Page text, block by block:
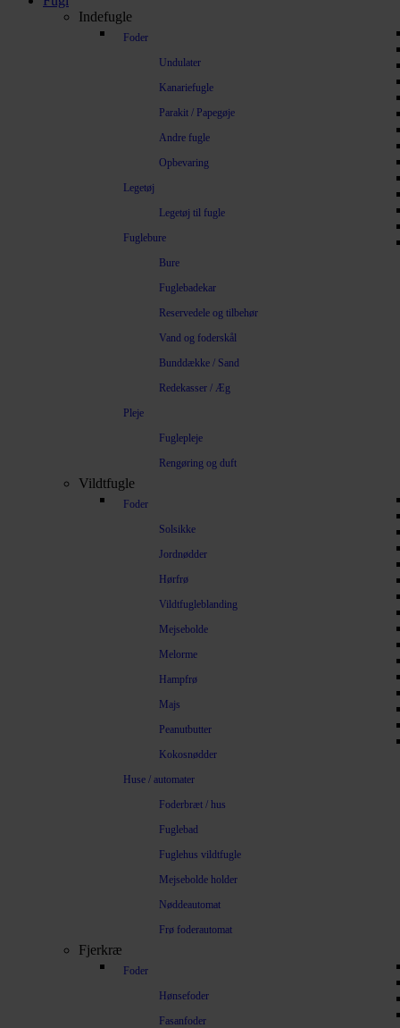
Indefugle
Foder
Undulater
Kanariefugle
Parakit / Papegøje
Andre fugle
Opbevaring
Legetøj
Legetøj til fugle
Fuglebure
Bure
Fuglebadekar
Reservedele og tilbehør
Vand og foderskål
Bunddække / Sand
Redekasser / Æg
Pleje
Fuglepleje
Rengøring og duft
Vildtfugle
Foder
Solsikke
Jordnødder
Hørfrø
Vildtfugleblanding
Mejsebolde
Melorme
Hampfrø
Majs
Peanutbutter
Kokosnødder
Huse / automater
Foderbræt / hus
Fuglebad
Fuglehus vildtfugle
Mejsebolde holder
Nøddeautomat
Frø foderautomat
Fjerkræ
Foder
Hønsefoder
Fasanfoder